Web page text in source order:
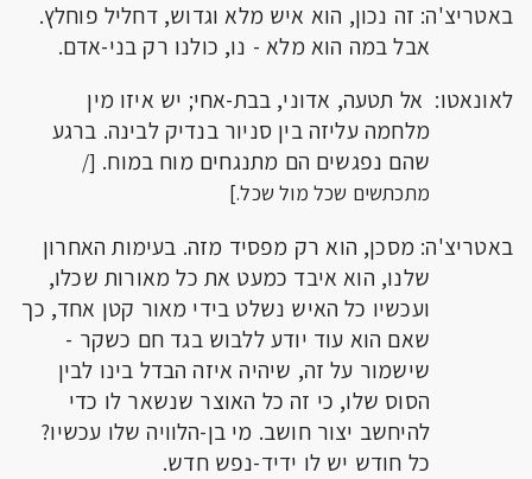
באטריצ'ה: זה נכון, הוא איש מלא וגדוש, דחליל פוחלץ.
אבל במה הוא מלא - נו, כולנו רק בני-אדם.
לאונאטו: אל תטעה, אדוני, בבת-אחי; יש איזו מין
מלחמה עליזה בין סניור בנדיק לבינה. ברגע
שהם נפגשים הם מתנגחים מוח במוח. [/
מתכתשים שכל מול שכל.]
באטריצ'ה: מסכן, הוא רק מפסיד מזה. בעימות האחרון
שלנו, הוא איבד כמעט את כל מאורות שכלו,
ועכשיו כל האיש נשלט בידי מאור קטן אחד, כך
שאם הוא עוד יודע ללבוש בגד חם כשקר -
שישמור על זה, שיהיה איזה הבדל בינו לבין
הסוס שלו, כי זה כל האוצר שנשאר לו כדי
להיחשב יצור חושב. מי בן-הלוויה שלו עכשיו?
כל חודש יש לו ידיד-נפש חדש.